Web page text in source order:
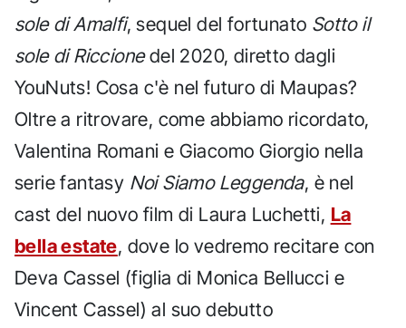
sole di Amalfi, sequel del fortunato Sotto il
sole di Riccionedel 2020, diretto dagli
YouNuts! Cosa c'è nel futuro di Maupas?
Oltre a ritrovare, come abbiamo ricordato,
Valentina Romani e Giacomo Giorgio nella
serie fantasy Noi Siamo Leggenda, è nel
cast del nuovo film di Laura Luchetti, La
bella estate, dove lo vedremo recitare con
Deva Cassel (figlia di Monica Bellucci e
Vincent Cassel) al suo debutto